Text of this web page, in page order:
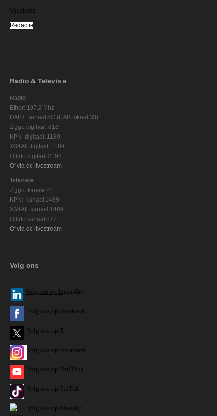
Vacatures
Redactie
Radio & Televisie
Radio
Ether: 107.2 Mhz
DAB+: kanaal 5C (DAB lokaal 33)
Ziggo digitaal: 916
KPN digitaal: 1189
XS4All digitaal: 1189
Odido digitaal:2192
Of via de livestream
Televisie
Ziggo: kanaal 41
KPN: kanaal 1489
XS4All: kanaal 1489
Odido kanaal 877
Of via de livestream
Volg ons
Volg ons op L inkedIn
Volg ons op Facebook
Volg ons op X
Volg ons op Instagram
Volg ons op YouTube
Volg ons op TikTok
Volg ons op Bluesky